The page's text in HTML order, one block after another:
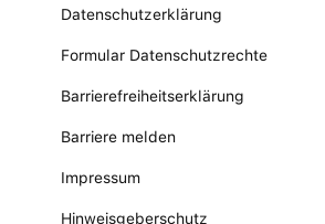
Datenschutzerklärung
Formular Datenschutzrechte
Barrierefreiheitserklärung
Barriere melden
Impressum
Hinweisgeberschutz